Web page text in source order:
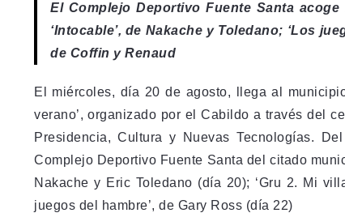
El Complejo Deportivo Fuente Santa
‘Intocable’, de Nakache y Toledano; ‘Los
de Coffin y Renaud
El miércoles, día 20 de agosto, llega al
verano’, organizado por el Cabildo a través del
Presidencia, Cultura y Nuevas Tecnologías.
Complejo Deportivo Fuente Santa del citado
Nakache y Eric Toledano (día 20); ‘Gru 2. Mi
juegos del hambre’, de Gary Ross (día 22)